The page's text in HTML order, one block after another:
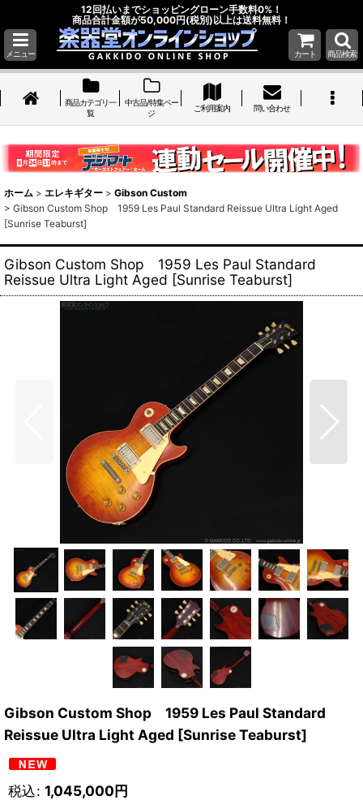
12回払いまでショッピングローン手数料0%！
商品合計金額が50,000円(税別)以上は送料無料！
メニュー カート 商品検索
商品カテゴリ一
覧
中古品/特集ペー
ジ
ご利用案内 問い合わせ
ホーム > エレキギター > Gibson Custom
> Gibson Custom Shop 1959 Les Paul Standard Reissue Ultra Light Aged
[Sunrise Teaburst]
Gibson Custom Shop 1959 Les Paul Standard
Reissue Ultra Light Aged [Sunrise Teaburst]
Gibson Custom Shop 1959 Les Paul Standard
Reissue Ultra Light Aged [Sunrise Teaburst]
税込: 1,045,000円